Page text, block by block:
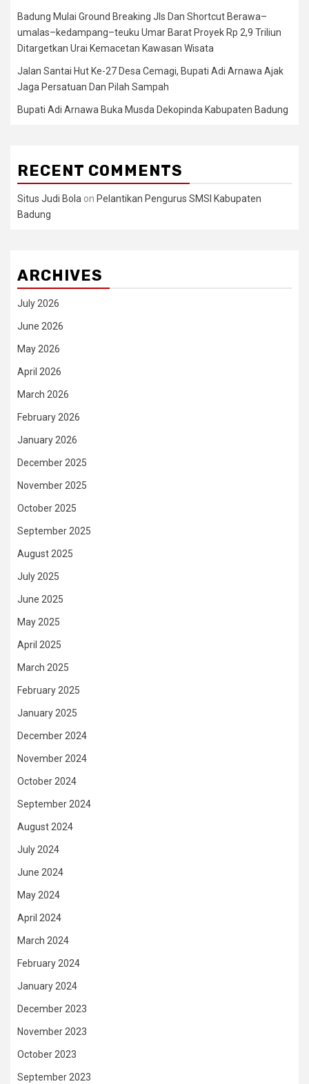
Badung Mulai Ground Breaking Jls Dan Shortcut Berawa–
umalas–kedampang–teuku Umar Barat Proyek Rp 2,9 Triliun
Ditargetkan Urai Kemacetan Kawasan Wisata
Jalan Santai Hut Ke-27 Desa Cemagi, Bupati Adi Arnawa Ajak
Jaga Persatuan Dan Pilah Sampah
Bupati Adi Arnawa Buka Musda Dekopinda Kabupaten Badung
RECENT COMMENTS
Situs Judi Bola on Pelantikan Pengurus SMSI Kabupaten
Badung
ARCHIVES
July 2026
June 2026
May 2026
April 2026
March 2026
February 2026
January 2026
December 2025
November 2025
October 2025
September 2025
August 2025
July 2025
June 2025
May 2025
April 2025
March 2025
February 2025
January 2025
December 2024
November 2024
October 2024
September 2024
August 2024
July 2024
June 2024
May 2024
April 2024
March 2024
February 2024
January 2024
December 2023
November 2023
October 2023
September 2023